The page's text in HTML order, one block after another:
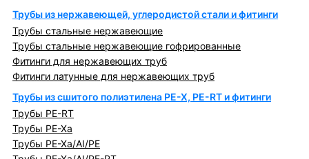
Трубы из нержавеющей, углеродистой стали и фитинги
Трубы стальные нержавеющие
Трубы стальные нержавеющие гофрированные
Фитинги для нержавеющих труб
Фитинги латунные для нержавеющих труб
Трубы из сшитого полиэтилена PE-X, PE-RT и фитинги
Трубы PE-RT
Трубы PE-Xa
Трубы PE-Xa/AI/PE